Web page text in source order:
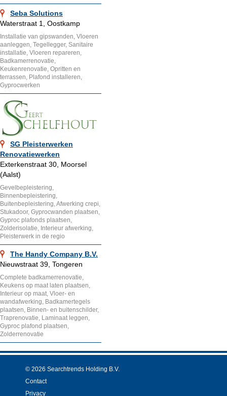
Seba Solutions
Waterstraat 1, Oostkamp
Installatie van gipswanden, Vloeren
aanleggen, Tegellegger, Sanitaire
installatie, Vloeren repareren,
Badkamerrenovatie,
Keukenrenovatie, Opritten en
terrassen, Plafond installeren,
Gyprocwerken
SG Pleisterwerken
Renovatiewerken
Exterkenstraat 30, Moorsel
(Aalst)
Gevelbepleistering,
Binnenbepleistering,
Buitenbepleistering, Afwerking crepi,
Stukadoor, Gyprocwanden plaatsen,
Gyproc plafonds plaatsen,
Zolderisolatie, Interieur afwerking,
Pleisterwerk in de regio
The Handy Company B.V.
Nieuwstraat 39, Tongeren
Complete badkamerrenovatie,
Keukens op maat laten plaatsen,
Interieur op maat, Vloer- en
wandafwerking, Badkamertegels
plaatsen, Binnen- en buitenschilder,
Traprenovatie, Laminaat leggen,
Gyproc plafond plaatsen,
Zolderrenovatie
© 2026 Searchtrends Holding B.V.
Contact
Privacy